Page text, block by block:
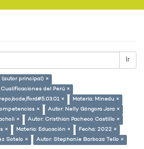
Ir
principal) ×
del Perú ×
ocde/ford#5.03.01 ×
Materia: Minedu ×
×
Autor: Nelly Góngora Jara ×
×
Autor: Cristhian Pacheco Castillo ×
×
Materia: Educación ×
Fecha: 2022 ×
Sotelo ×
Autor: Stephanie Barboza Tello ×